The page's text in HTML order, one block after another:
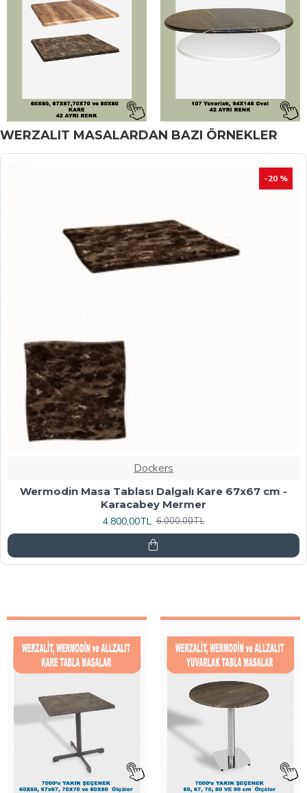
WERZALIT MASALARDAN BAZI ÖRNEKLER
İNDIRIM
Dockers
Werzalit, Allzalit veya Wermodin Masa Tablası
70X120 - Afyon Mermer
6.080,00TL 7.600,00TL